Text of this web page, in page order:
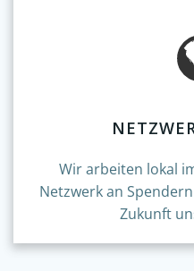
Wir arbeiten lokal
Netzwerk an
Zukunft